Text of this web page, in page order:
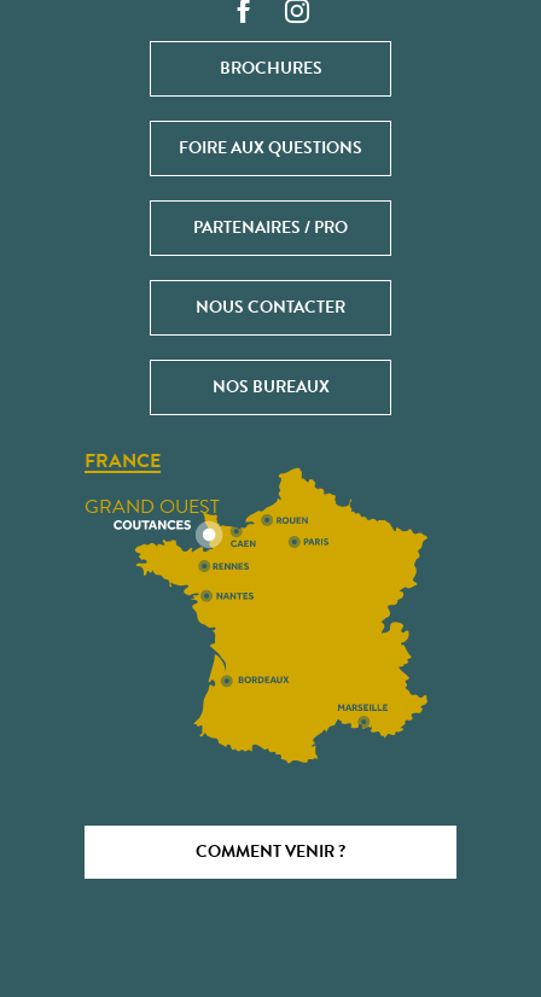
BROCHURES
FOIRE AUX QUESTIONS
PARTENAIRES / PRO
NOUS CONTACTER
NOS BUREAUX
FRANCE
GRAND OUEST
COMMENT VENIR ?